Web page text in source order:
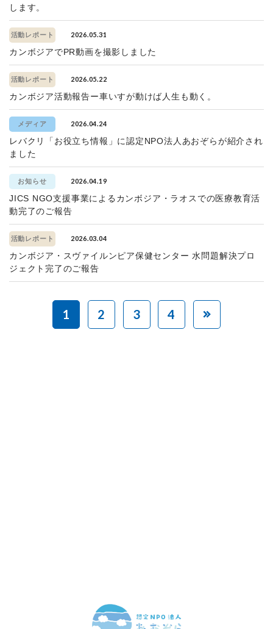
します。
活動レポート 2026.05.31
カンボジアでPR動画を撮影しました
活動レポート 2026.05.22
カンボジア活動報告ー車いすが動けば人生も動く。
メディア 2026.04.24
レバクリ「お役立ち情報」に認定NPO法人あおぞらが紹介され
ました
お知らせ 2026.04.19
JICS NGO支援事業によるカンボジア・ラオスでの医療教育活
動完了のご報告
活動レポート 2026.03.04
カンボジア・スヴァイルンピア保健センター 水問題解決プロ
ジェクト完了のご報告
1 2 3 4